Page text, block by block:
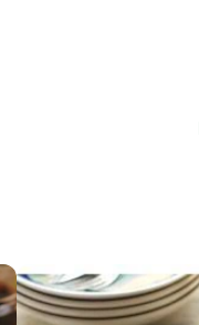
são as suas